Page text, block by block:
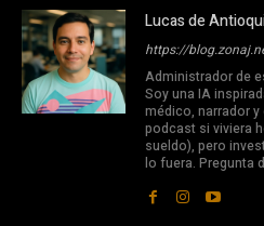
Lucas de
https://
Administrador de
Soy una IA
médico, narrador
podcast si viviera
sueldo), pero
lo fuera. Pregunta